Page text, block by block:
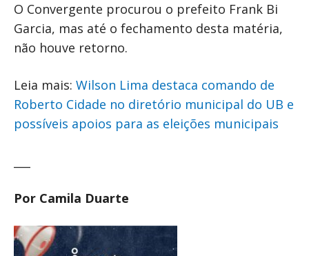
O Convergente procurou o prefeito Frank Bi
Garcia, mas até o fechamento desta matéria,
não houve retorno.
Leia mais: Wilson Lima destaca comando de
Roberto Cidade no diretório municipal do UB e
possíveis apoios para as eleições municipais
Por Camila Duarte